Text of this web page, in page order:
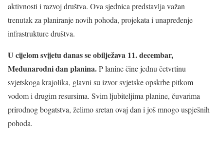
aktivnosti i razvoj društva. Ova sjednica predstavlja važan
trenutak za planiranje novih pohoda, projekata i unapređenje
infrastrukture društva.
U cijelom svijetu danas se obilježava 11. decembar,
Međunarodni dan planina.P lanine čine jednu četvrtinu
svjetskoga krajolika, glavni su izvor svjetske opskrbe pitkom
vodom i drugim resursima. Svim ljubiteljima planine, čuvarima
prirodnog bogatstva, želimo sretan ovaj dan i još mnogo uspješnih
pohoda.